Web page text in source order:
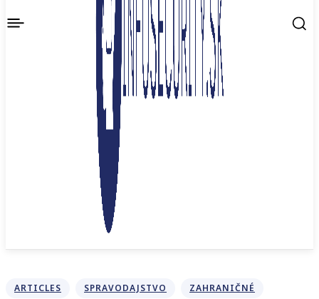
ARTICLES SPRAVODAJSTVO ZAHRANIČNÉ